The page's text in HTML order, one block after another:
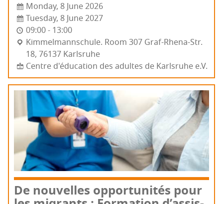
Monday, 8 June 2026
Tuesday, 8 June 2027
09:00 - 13:00
Kim­mel­mann­schule. Room 307 Graf-Rhe­na-Str.
18, 76137 Karls­ruhe
Centre d'éducation des adultes de Karlsruhe e.V.
De nou­velles oppor­tu­ni­tés pour